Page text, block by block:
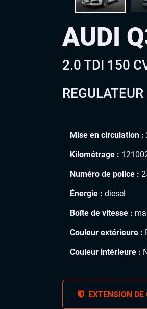
AUDI
2.0 TDI 150
Mise en circulation :
Kilométrage :
Numéro de police :
Énergie : diesel
Boîte de vitesse :
Couleur extérieure :
Couleur intérieure :
EXTENSION